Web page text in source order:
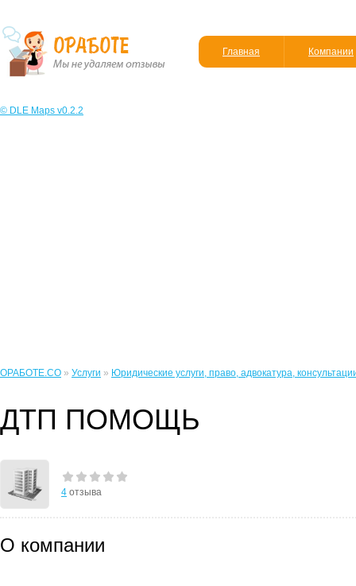
Главная Компании
© DLE Maps v0.2.2
ОРАБОТЕ.CO » Услуги » Юридические услуги, право, адвокатура,
ДТП ПОМОЩЬ
4 отзыва
О компании